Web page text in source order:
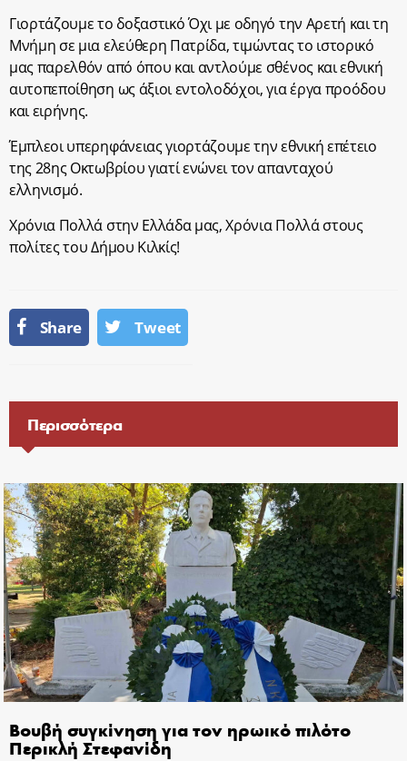
Γιορτάζουμε το δοξαστικό Όχι με οδηγό την Αρετή και τη
Μνήμη σε μια ελεύθερη Πατρίδα, τιμώντας το ιστορικό
μας παρελθόν από όπου και αντλούμε σθένος και εθνική
αυτοπεποίθηση ως άξιοι εντολοδόχοι, για έργα προόδου
και ειρήνης.
Έμπλεοι υπερηφάνειας γιορτάζουμε την εθνική επέτειο
της 28ης Οκτωβρίου γιατί ενώνει τον απανταχού
ελληνισμό.
Χρόνια Πολλά στην Ελλάδα μας, Χρόνια Πολλά στους
πολίτες του Δήμου Κιλκίς!
Share Tweet
Περισσότερα
Βουβή συγκίνηση για τον ηρωικό πιλότο
Περικλή Στεφανίδη